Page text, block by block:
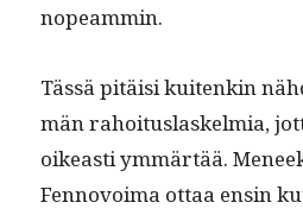
nopeammin.
Tässä pitäisi kuitenkin
män rahoi­tus­laskelmia,
oikeasti ymmärtää.
Fen­novoima ottaa ensin